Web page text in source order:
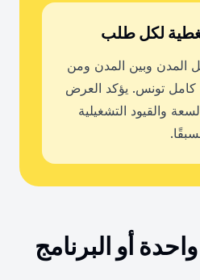
لكل طلب
المدن وبين المدن ومن
كامل تونس. يؤكد العرض
والقيود التشغيلية
أو البرنامج